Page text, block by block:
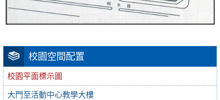
校園空間配置
校園平面標示圖
大門至活動中心教學大樓